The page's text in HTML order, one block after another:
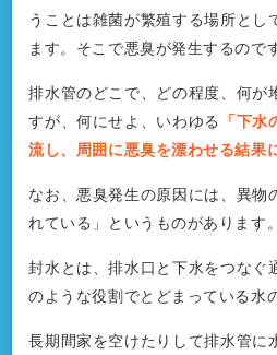
うことは雑菌が繁殖する場所とし
ます。そこで悪臭が発生するので
排水管のどこで、どの程度、何が
すが、何にせよ、いわゆる
「下
流し、周囲に悪臭を漂わせる結果
なお、悪臭発生の原因には、異物
れている」というものがあります。
封水とは、排水口と下水をつなぐ
のような役割でとどまっている水
長期間家を空けたりして排水管に